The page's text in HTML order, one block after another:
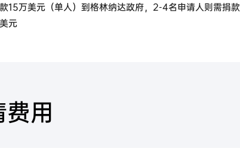
15万美元（单人）到格林纳达政府，2-4名申请人则需捐款
元
费用